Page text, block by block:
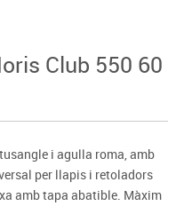
Club 550 60
i agulla roma, amb
per llapis i retoladors
amb tapa abatible. Màxim